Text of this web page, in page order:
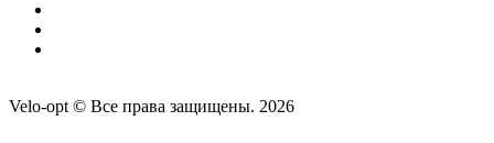
Velo-opt © Все права защищены. 2026